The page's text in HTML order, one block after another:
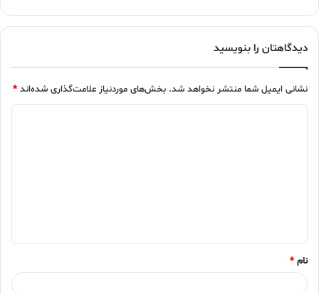
دیدگاهتان را بنویسید
نشانی ایمیل شما منتشر نخواهد شد. بخش‌های موردنیاز علامت‌گذاری شده‌اند *
*
نام *